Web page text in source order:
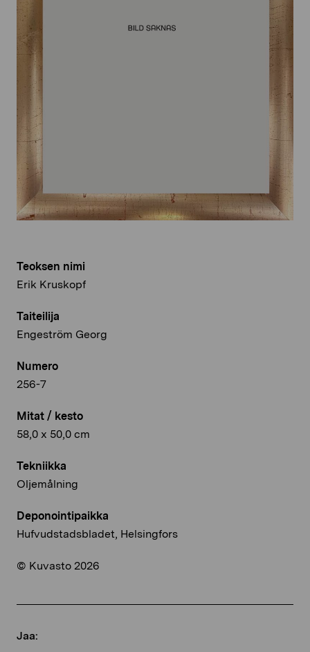
Teoksen nimi
Erik Kruskopf
Taiteilija
Engeström Georg
Numero
256-7
Mitat / kesto
58,0 x 50,0 cm
Tekniikka
Oljemålning
Deponointipaikka
Hufvudstadsbladet, Helsingfors
© Kuvasto 2026
Jaa: